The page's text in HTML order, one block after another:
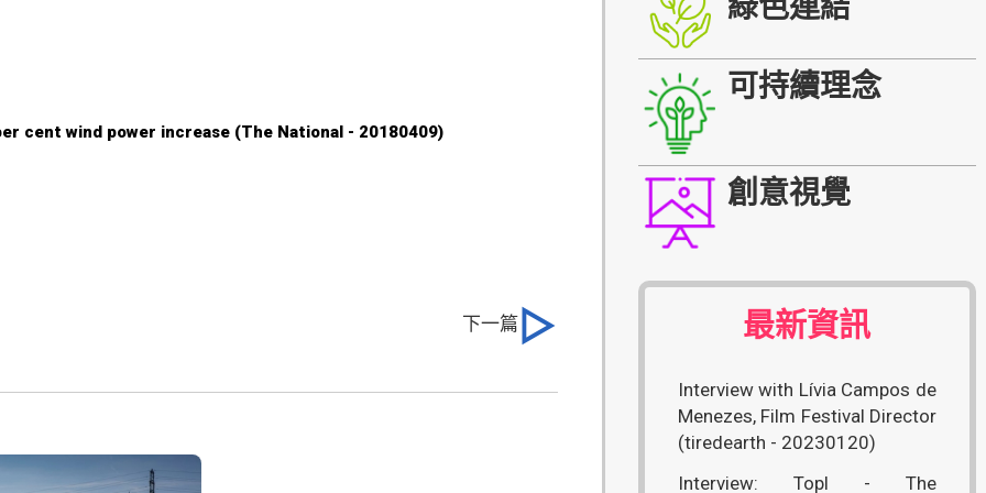
cent wind power increase (The National - 20180409)
下一篇
綠色連結
可持續理念
創意視覺
最新資訊
Interview with Lívia Campos de
Menezes, Film Festival Director
(tiredearth - 20230120)
Interview: Topl - The